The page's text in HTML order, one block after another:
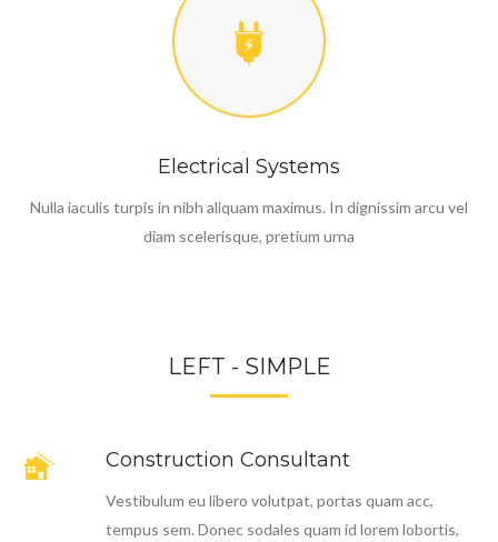
Electrical Systems
Nulla iaculis turpis in nibh aliquam maximus. In dignissim arcu vel
diam scelerisque, pretium urna
LEFT - SIMPLE
Construction Consultant
Vestibulum eu libero volutpat, portas quam acc,
tempus sem. Donec sodales quam id lorem lobortis,